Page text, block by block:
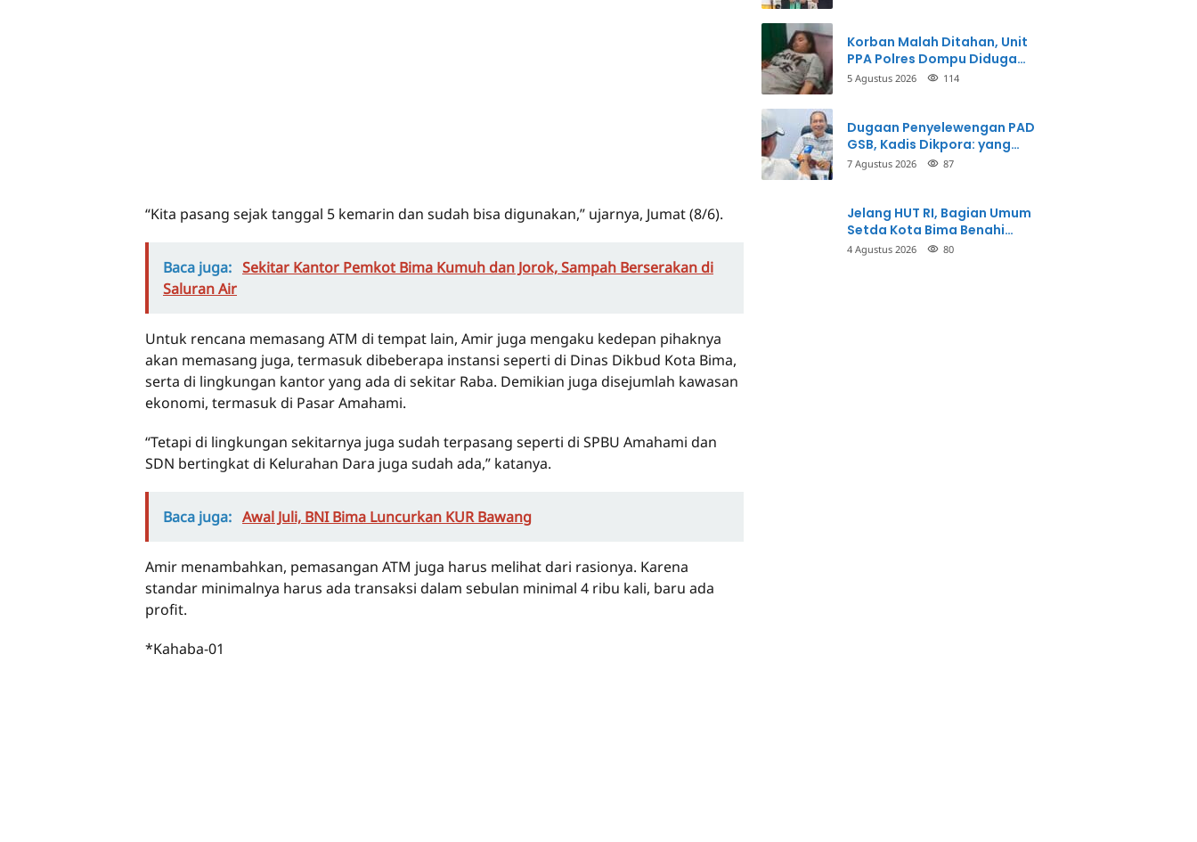
“Kita pasang sejak tanggal 5 kemarin dan sudah bisa digunakan,” ujarnya, Jumat (8/6).
Baca juga: Sekitar Kantor Pemkot Bima Kumuh dan Jorok, Sampah Berserakan di
Saluran Air
Untuk rencana memasang ATM di tempat lain, Amir juga mengaku kedepan pihaknya
akan memasang juga, termasuk dibeberapa instansi seperti di Dinas Dikbud Kota Bima,
serta di lingkungan kantor yang ada di sekitar Raba. Demikian juga disejumlah kawasan
ekonomi, termasuk di Pasar Amahami.
“Tetapi di lingkungan sekitarnya juga sudah terpasang seperti di SPBU Amahami dan
SDN bertingkat di Kelurahan Dara juga sudah ada,” katanya.
Baca juga: Awal Juli, BNI Bima Luncurkan KUR Bawang
Amir menambahkan, pemasangan ATM juga harus melihat dari rasionya. Karena
standar minimalnya harus ada transaksi dalam sebulan minimal 4 ribu kali, baru ada
profit.
*Kahaba-01
Korban Malah Ditahan, Unit
PPA Polres Dompu Diduga
Balikkan Fakta Kasus
5 Agustus 2026 114
Dugaan Penyelewengan PAD
GSB, Kadis Dikpora: yang
Bersangkutan Akui
7 Agustus 2026 87
Jelang HUT RI, Bagian Umum
Setda Kota Bima Benahi
Kantor Pemkot
4 Agustus 2026 80